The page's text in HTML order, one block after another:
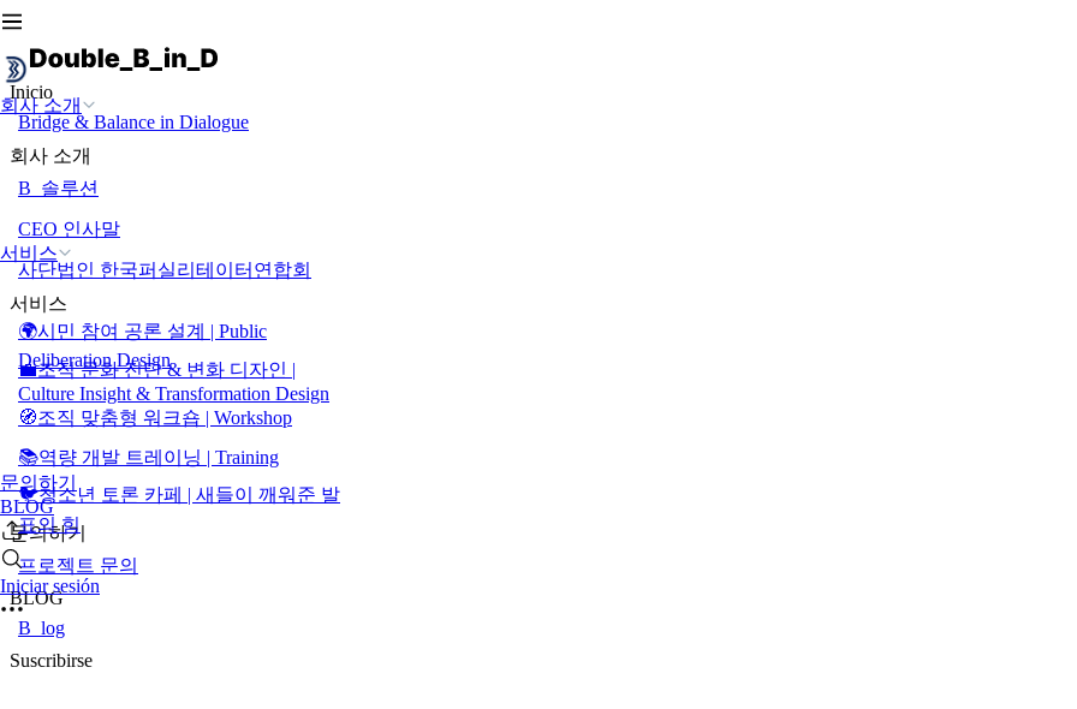
회사 소개
서비스
문의하기
BLOG
Iniciar sesión
Inicio
Bridge & Balance in Dialogue
회사 소개
B_솔루션
CEO 인사말
사단법인 한국퍼실리테이터연합회
서비스
🌍시민 참여 공론 설계 | Public
Deliberation Design
💼조직 문화 진단 & 변화 디자인 |
Culture Insight & Transformation Design
🧭조직 맞춤형 워크숍 | Workshop
📚역량 개발 트레이닝 | Training
🐦청소년 토론 카페 | 새들이 깨워준 발
표의 힘
문의하기
프로젝트 문의
BLOG
B_log
Suscribirse